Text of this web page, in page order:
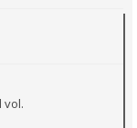
vol.